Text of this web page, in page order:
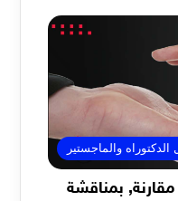
والماجستير
بمناقشة